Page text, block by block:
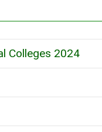
Colleges 2024